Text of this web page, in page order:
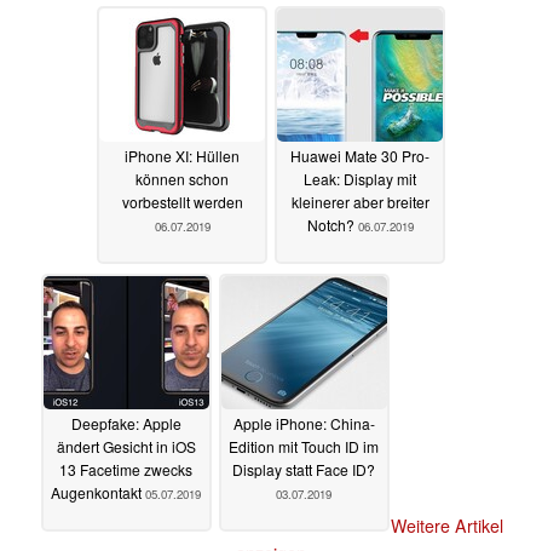
iPhone XI: Hüllen
können schon
vorbestellt werden
06.07.2019
Huawei Mate 30 Pro-
Leak: Display mit
kleinerer aber breiter
Notch? 06.07.2019
Deepfake: Apple
ändert Gesicht in iOS
13 Facetime zwecks
Augenkontakt 05.07.2019
Apple iPhone: China-
Edition mit Touch ID im
Display statt Face ID?
03.07.2019
Weitere Artikel